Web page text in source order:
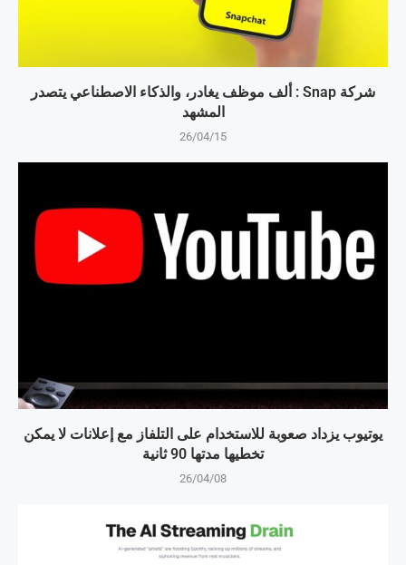
شركة Snap : ألف موظف يغادر، والذكاء الاصطناعي يتصدر
المشهد
26/04/15
يوتيوب يزداد صعوبة للاستخدام على التلفاز مع إعلانات لا يمكن
تخطيها مدتها 90 ثانية
26/04/08